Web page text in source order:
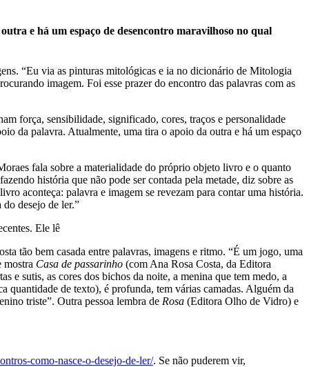
e há um espaço de desencontro maravilhoso no qual
“Eu via as pinturas mitológicas e ia no dicionário de Mitologia
imagem. Foi esse prazer do encontro das palavras com as
força, sensibilidade, significado, cores, traços e personalidade
da palavra. Atualmente, uma tira o apoio da outra e há um espaço
fala sobre a materialidade do próprio objeto livro e o quanto
história que não pode ser contada pela metade, diz sobre as
aconteça: palavra e imagem se revezam para contar uma história.
desejo de ler.”
Ele lê
tão bem casada entre palavras, imagens e ritmo. “É um jogo, uma
mostra Casa de passarinho (com Ana Rosa Costa, da Editora
e sutis, as cores dos bichos da noite, a menina que tem medo, a
quantidade de texto), é profunda, tem várias camadas. Alguém da
triste”. Outra pessoa lembra de Rosa (Editora Olho de Vidro) e
como-nasce-o-desejo-de-ler/. Se não puderem vir,